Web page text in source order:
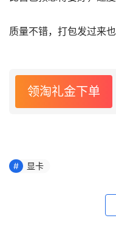
质量不错，打包发过来
领淘礼金下单
显卡